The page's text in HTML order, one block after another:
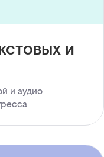
и
и аудио